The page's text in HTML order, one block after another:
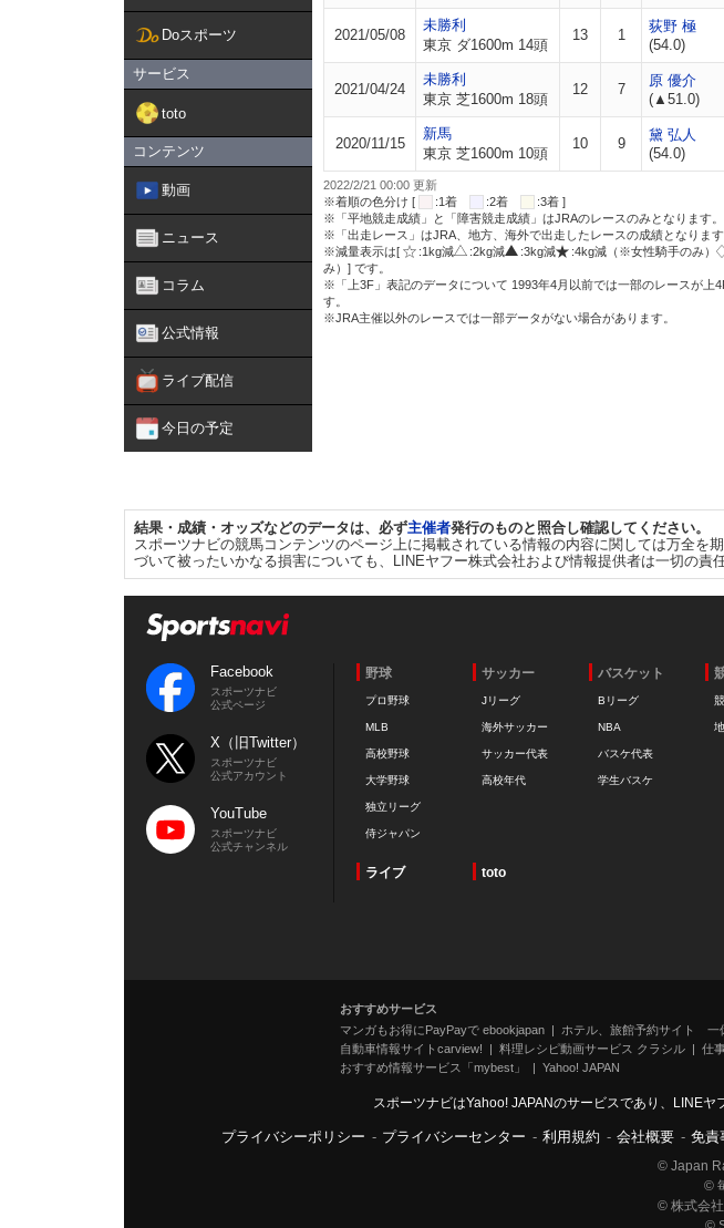
Doスポーツ
サービス
toto
コンテンツ
動画
ニュース
コラム
公式情報
ライブ配信
今日の予定
2021/05/08
未勝利
東京 ダ1600m 14頭
13 1
荻野 極
(54.0)
2021/04/24
未勝利
東京 芝1600m 18頭
12 7
原 優介
(▲51.0)
2020/11/15
新馬
東京 芝1600m 10頭
10 9
黛 弘人
(54.0)
2022/2/21 00:00 更新
※着順の色分け [
:1着 :2着
:3着 ]
※「平地競走成績」と「障害競走成績」はJRAのレースのみとなります。
※「出走レース」はJRA、地方、海外で出走したレースの成績となります
※減量表示は[
:1kg減 :2kg減 :3kg減 :4kg減（※女性騎手のみ）
み）] です。
※「上3F」表記のデータについて 1993年4月以前では一部のレースが上
す。
※JRA主催以外のレースでは一部データがない場合があります。
結果・成績・オッズなどのデータは、必ず主催者発行のものと照合し確認してください。
スポーツナビの競馬コンテンツのページ上に掲載されている情報の内容に関しては万全
づいて被ったいかなる損害についても、LINEヤフー株式会社および情報提供者は一切の責
Facebook
スポーツナビ
公式ページ
X（旧Twitter）
スポーツナビ
公式アカウント
YouTube
スポーツナビ
公式チャンネル
野球
プロ野球
MLB
高校野球
大学野球
独立リーグ
侍ジャパン
サッカー
Jリーグ
海外サッカー
サッカー代表
高校年代
バスケット
Bリーグ
NBA
バスケ代表
学生バスケ
ライブ toto
おすすめサービス
マンガもお得にPayPayで ebookjapan
ホテル、旅館予約サイト 一
自動車情報サイトcarview!
料理レシピ動画サービス クラシル 仕
おすすめ情報サービス「mybest」
Yahoo! JAPAN
スポーツナビはYahoo! JAPANのサービスであり、LINE
プライバシーポリシー - プライバシーセンター - 利用規約 - 会社概要 - 免責
© Japan
©
© 株式会